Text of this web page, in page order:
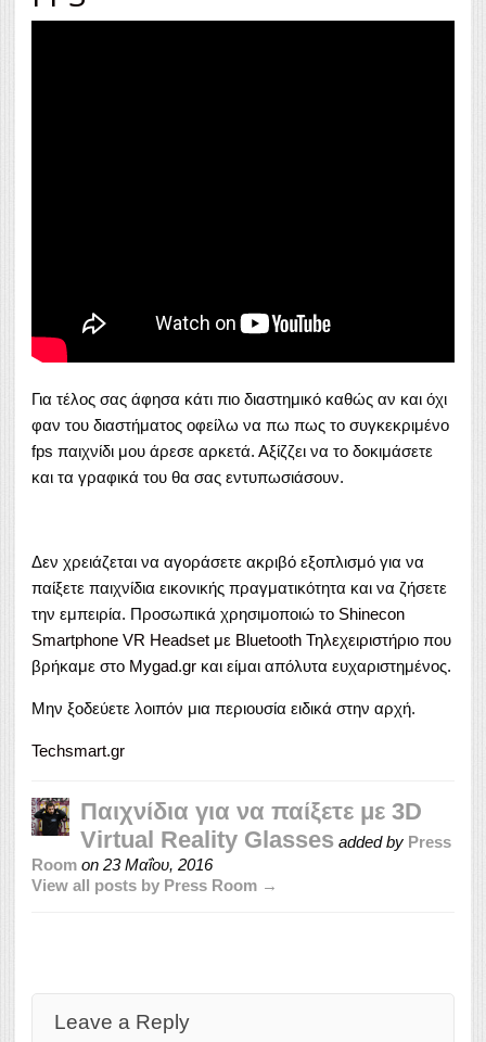
Για τέλος σας άφησα κάτι πιο διαστημικό καθώς αν και όχι
φαν του διαστήματος οφείλω να πω πως το συγκεκριμένο
fps παιχνίδι μου άρεσε αρκετά. Αξίζζει να το δοκιμάσετε
και τα γραφικά του θα σας εντυπωσιάσουν.
Δεν χρειάζεται να αγοράσετε ακριβό εξοπλισμό για να
παίξετε παιχνίδια εικονικής πραγματικότητα και να ζήσετε
την εμπειρία. Προσωπικά χρησιμοποιώ το Shinecon
Smartphone VR Headset με Bluetooth Τηλεχειριστήριο που
βρήκαμε στο Mygad.gr και είμαι απόλυτα ευχαριστημένος.
Μην ξοδεύετε λοιπόν μια περιουσία ειδικά στην αρχή.
Techsmart.gr
Παιχνίδια για να παίξετε με 3D
Virtual Reality Glasses added by Press
Room on 23 Μαΐου, 2016
View all posts by Press Room →
Leave a Reply